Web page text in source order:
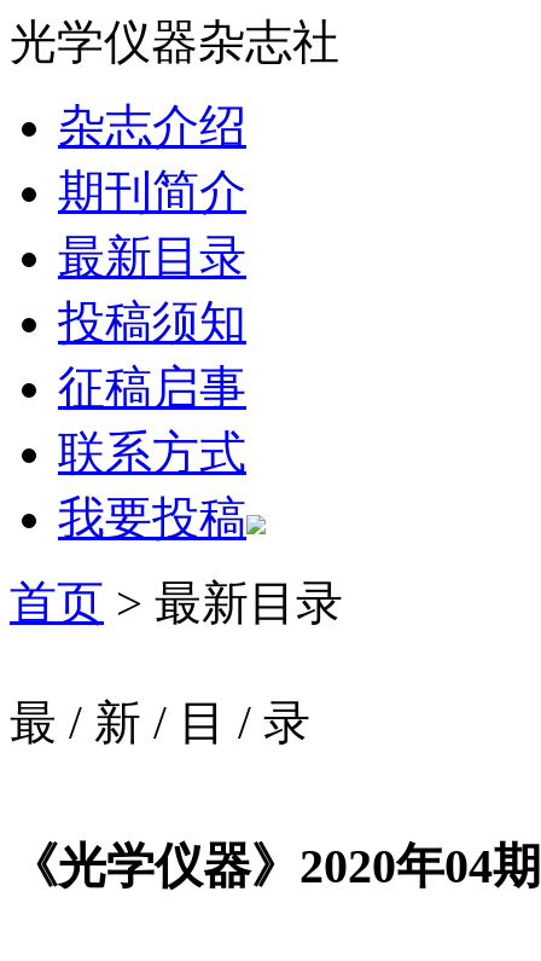
光学仪器杂志社
杂志介绍
期刊简介
最新目录
投稿须知
征稿启事
联系方式
我要投稿
首页 > 最新目录
最 / 新 / 目 / 录
《光学仪器》2020年04期